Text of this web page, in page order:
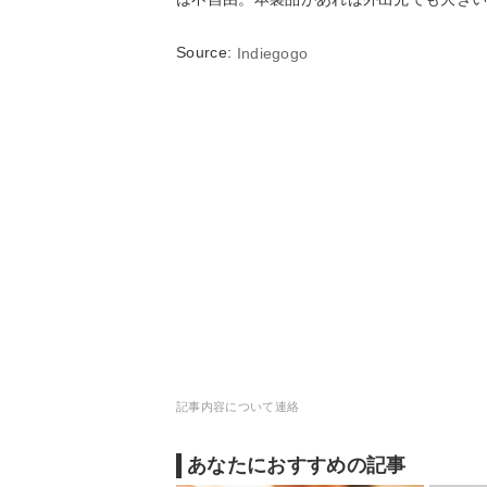
Source: Indiegogo
記事内容について連絡
あなたにおすすめの記事